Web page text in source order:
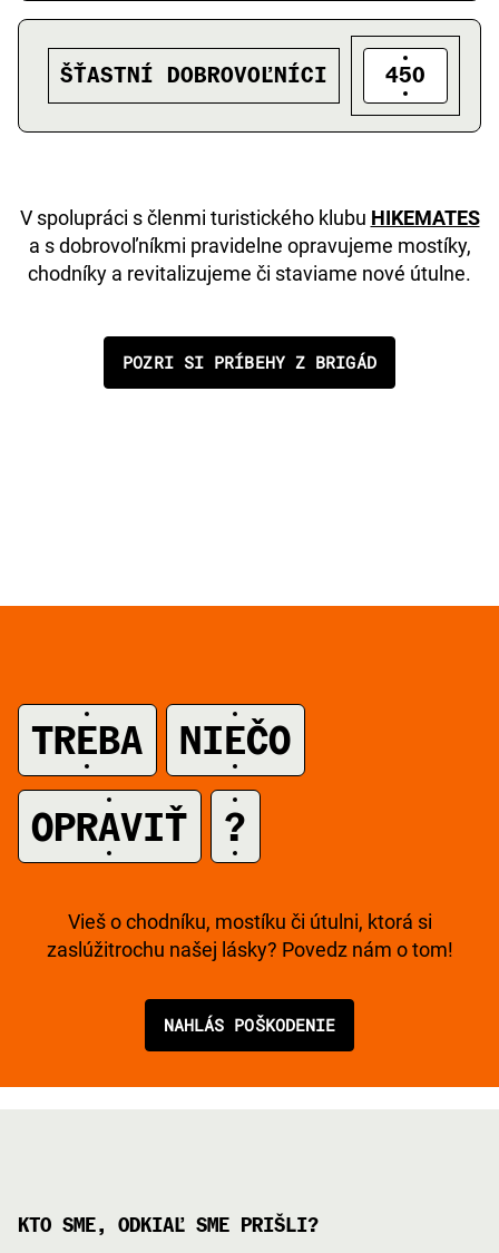
ŠŤASTNÍ DOBROVOĽNÍCI 450
V spolupráci s členmi turistického klubu HIKEMATES
a s dobrovoľníkmi pravidelne opravujeme mostíky,
chodníky a revitalizujeme či staviame nové útulne.
POZRI SI PRÍBEHY Z BRIGÁD
TREBA
NIEČO
OPRAVIŤ
?
Vieš o chodníku, mostíku či útulni, ktorá si
zaslúžitrochu našej lásky? Povedz nám o tom!
NAHLÁS POŠKODENIE
KTO SME, ODKIAĽ SME PRIŠLI?